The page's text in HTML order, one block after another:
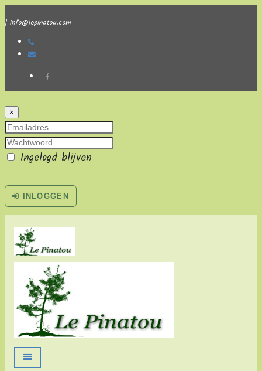
| info@lepinatou.com
×
Ingelogd blijven
INLOGGEN
Toggle
navigation